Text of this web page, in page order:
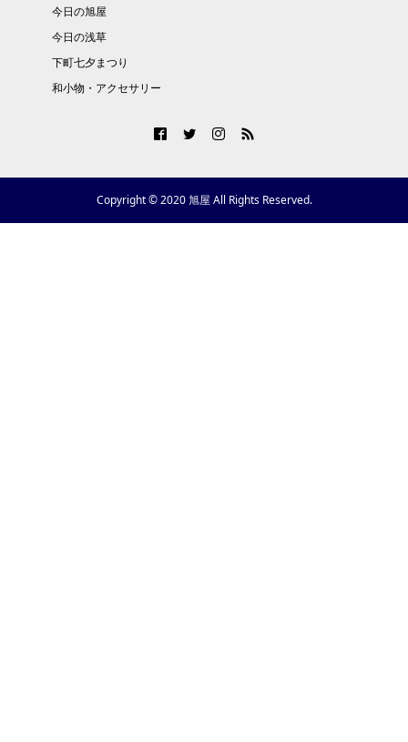
今日の旭屋
今日の浅草
下町七夕まつり
和小物・アクセサリー
Copyright © 2020 旭屋 All Rights Reserved.